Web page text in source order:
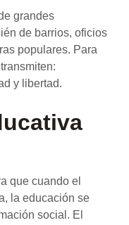
grandes
de barrios, oficios
populares. Para
y libertad.
que cuando el
la educación se
social. El